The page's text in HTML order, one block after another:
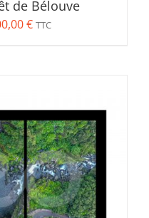
de Bélouve
€Plage
400,00 €
TTC